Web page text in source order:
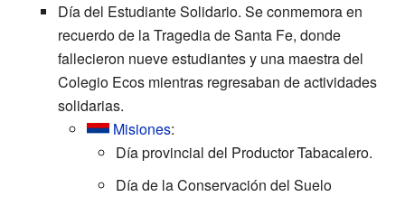
Día del Estudiante Solidario. Se conmemora en
recuerdo de la Tragedia de Santa Fe, donde
fallecieron nueve estudiantes y una maestra del
Colegio Ecos mientras regresaban de actividades
solidarias.
Misiones:
Día provincial del Productor Tabacalero.
Día de la Conservación del Suelo